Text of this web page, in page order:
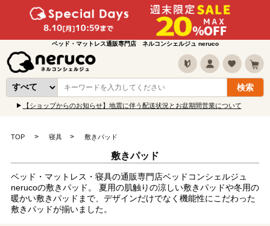
ベッド・マットレス通販専門店 ネルコンシェルジュ neruco
【ショップからのお知らせ】地震に伴う配送状況とお盆期間営業について
TOP 寝具 敷きパッド
敷きパッド
ベッド・マットレス・寝具の通販専門店ベッドコンシェルジュ
nerucoの敷きパッド。 夏用の肌触りの涼しい敷きパッドや冬用の
暖かい敷きパッドまで、デザインだけでなく機能性にこだわった
敷きパッドが揃いました。